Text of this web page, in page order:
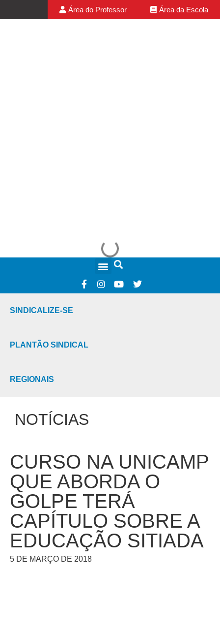
Área do Professor Área da Escola
SINDICALIZE-SE
PLANTÃO SINDICAL
REGIONAIS
NOTÍCIAS
CURSO NA UNICAMP
QUE ABORDA O
GOLPE TERÁ
CAPÍTULO SOBRE A
EDUCAÇÃO SITIADA
5 DE MARÇO DE 2018